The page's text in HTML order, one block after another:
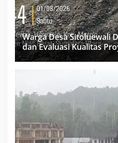
Warga Desa Sitoluewali
dan Evaluasi Kualitas
Minim Informasi